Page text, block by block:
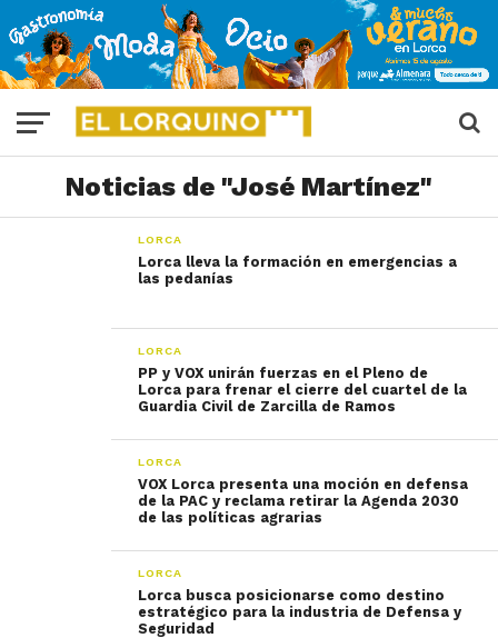
Noticias de "José Martínez"
LORCA
Lorca lleva la formación en emergencias a
las pedanías
LORCA
PP y VOX unirán fuerzas en el Pleno de
Lorca para frenar el cierre del cuartel de la
Guardia Civil de Zarcilla de Ramos
LORCA
VOX Lorca presenta una moción en defensa
de la PAC y reclama retirar la Agenda 2030
de las políticas agrarias
LORCA
Lorca busca posicionarse como destino
estratégico para la industria de Defensa y
Seguridad